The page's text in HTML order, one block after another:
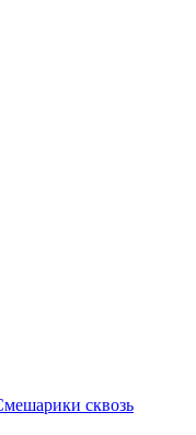
сквозь